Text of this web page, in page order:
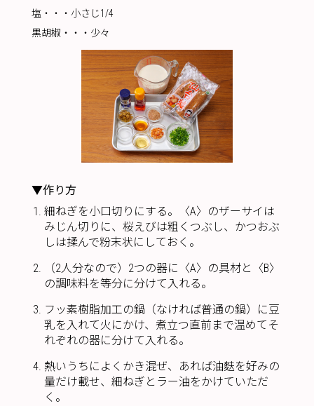
塩・・・小さじ1/4
黒胡椒・・・少々
▼作り方
細ねぎを小口切りにする。〈A〉のザーサイは
みじん切りに、桜えびは粗くつぶし、かつおぶ
しは揉んで粉末状にしておく。
（2人分なので）2つの器に〈A〉の具材と〈B〉
の調味料を等分に分けて入れる。
フッ素樹脂加工の鍋（なければ普通の鍋）に豆
乳を入れて火にかけ、煮立つ直前まで温めてそ
れぞれの器に分けて入れる。
熱いうちによくかき混ぜ、あれば油麩を好みの
量だけ載せ、細ねぎとラー油をかけていただ
く。